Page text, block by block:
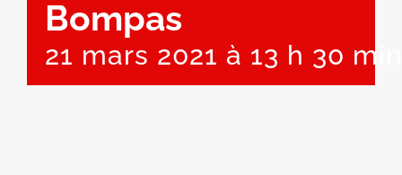
Bompas
21 mars 2021 à 13 h 30 min